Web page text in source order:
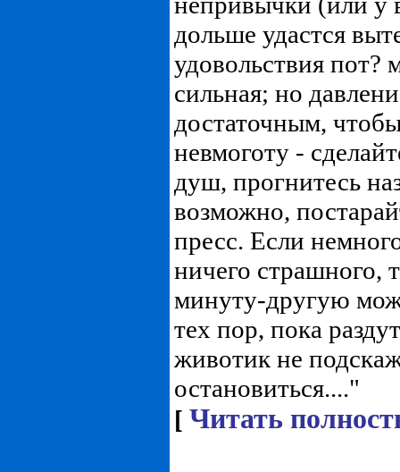
дольше удастся
удовольствия пот?
сильная; но
достаточным,
невмоготу -
душ, прогнитесь
возможно,
пресс. Если
ничего страшного,
минуту-другую
тех пор, пока
животик не
остановиться...."
[ Читать